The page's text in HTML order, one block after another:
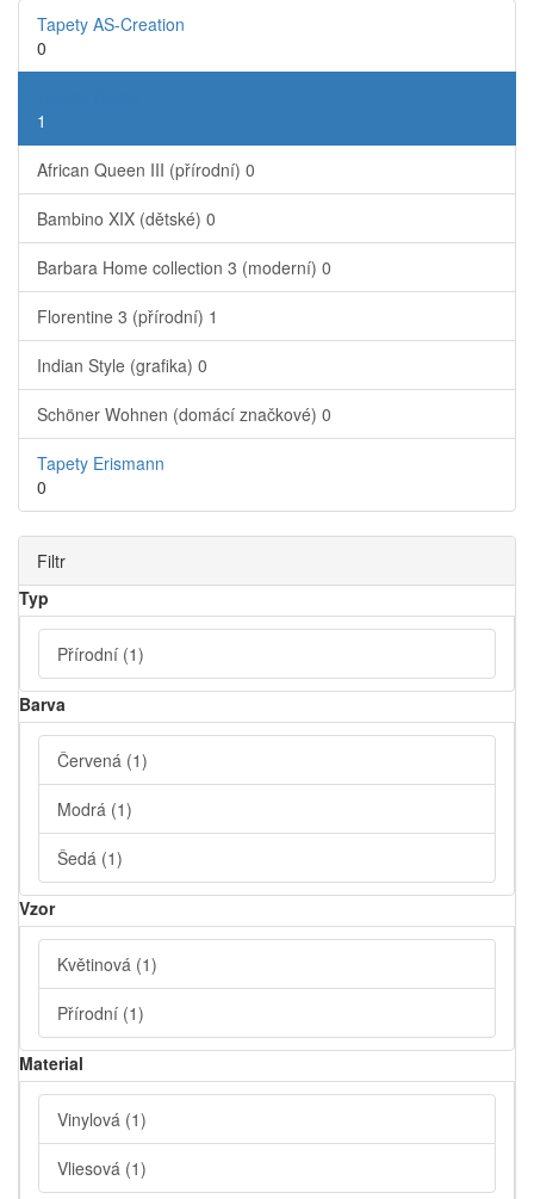
Tapety AS-Creation
0
1
African Queen III (přírodní) 0
Bambino XIX (dětské) 0
Barbara Home collection 3 (moderní) 0
Florentine 3 (přírodní) 1
Indian Style (grafika) 0
Schöner Wohnen (domácí značkové) 0
Tapety Erismann
0
Filtr
Typ
Přírodní (1)
Barva
Červená (1)
Modrá (1)
Šedá (1)
Vzor
Květinová (1)
Přírodní (1)
Material
Vinylová (1)
Vliesová (1)